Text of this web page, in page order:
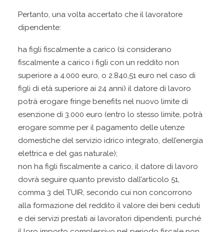
Pertanto, una volta accertato che il lavoratore
dipendente:
ha figli fiscalmente a carico (si considerano
fiscalmente a carico i figli con un reddito non
superiore a 4.000 euro, o 2.840,51 euro nel caso di
figli di età superiore ai 24 anni) il datore di lavoro
potrà erogare fringe benefits nel nuovo limite di
esenzione di 3.000 euro (entro lo stesso limite, potrà
erogare somme per il pagamento delle utenze
domestiche del servizio idrico integrato, dell’energia
elettrica e del gas naturale);
non ha figli fiscalmente a carico, il datore di lavoro
dovrà seguire quanto previsto dall’articolo 51,
comma 3 del TUIR, secondo cui non concorrono
alla formazione del reddito il valore dei beni ceduti
e dei servizi prestati ai lavoratori dipendenti, purché